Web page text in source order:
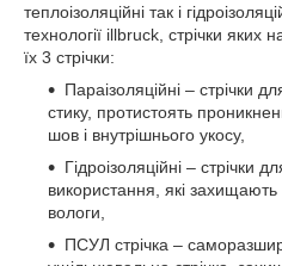
теплоізоляційні так і
технології illbruck, стрічки яких
їх 3 стрічки:
Параізоляційні – стрічки
стику, протистоять
шов і внутрішнього укосу,
Гідроізоляційні – стрічки
використання, які
вологи,
ПСУЛ стрічка –